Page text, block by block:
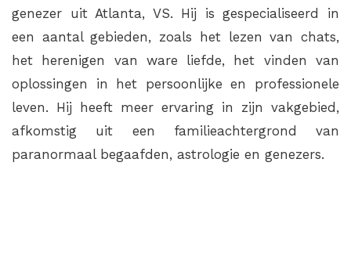
genezer uit Atlanta, VS. Hij is gespecialiseerd in
een aantal gebieden, zoals het lezen van chats,
het herenigen van ware liefde, het vinden van
oplossingen in het persoonlijke en professionele
leven. Hij heeft meer ervaring in zijn vakgebied,
afkomstig uit een familieachtergrond van
paranormaal begaafden, astrologie en genezers.